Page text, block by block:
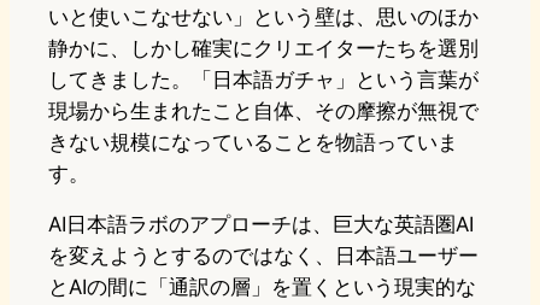
いと使いこなせない」という壁は、思いのほか
静かに、しかし確実にクリエイターたちを選別
してきました。「日本語ガチャ」という言葉が
現場から生まれたこと自体、その摩擦が無視で
きない規模になっていることを物語っていま
す。
AI日本語ラボのアプローチは、巨大な英語圏AI
を変えようとするのではなく、日本語ユーザー
とAIの間に「通訳の層」を置くという現実的な